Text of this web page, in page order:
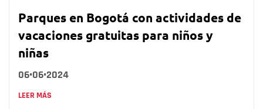
Parques en Bogotá con actividades de
vacaciones gratuitas para niños y
niñas
06•06•2024
LEER MÁS